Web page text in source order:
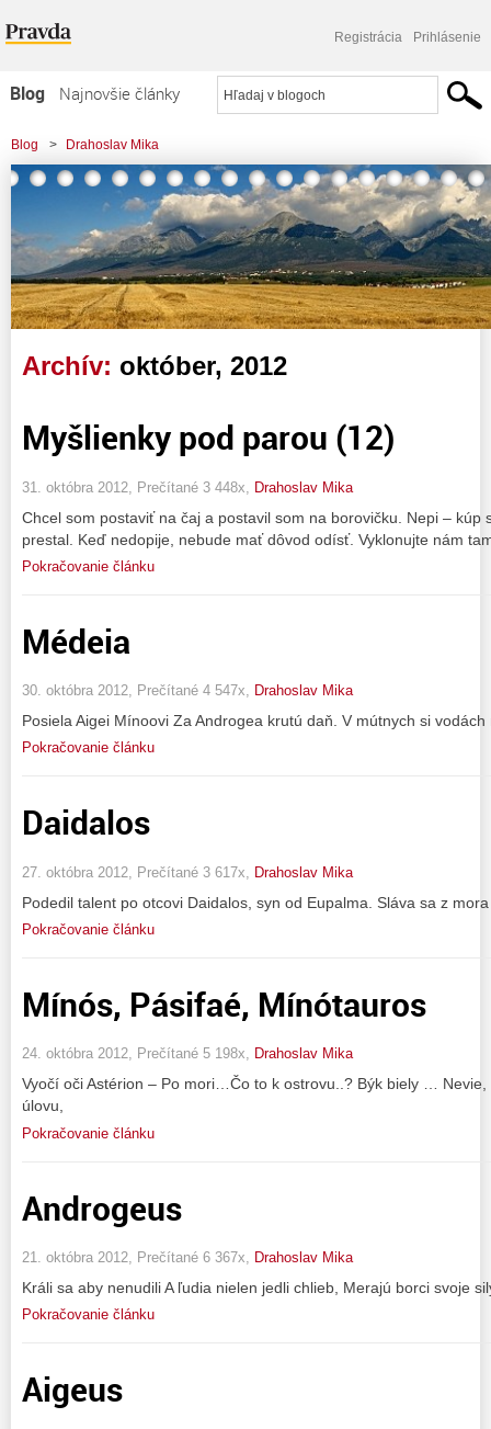
Registrácia Prihlásenie
Blog
Najnovšie články
Najčítanejšie články
Najkomentovanejšie články
Zoznam blogov
Komerčné blogy
Blog > Drahoslav Mika
Archív: október, 2012
Myšlienky pod parou (12)
31. októbra 2012, Prečítané 3 448x, Drahoslav Mika
Chcel som postaviť na čaj a postavil som na borovičku. Nepi – kúp
prestal. Keď nedopije, nebude mať dôvod odísť. Vyklonujte nám
Pokračovanie článku
Médeia
30. októbra 2012, Prečítané 4 547x, Drahoslav Mika
Posiela Aigei Mínoovi Za Androgea krutú daň. V mútnych si
Pokračovanie článku
Daidalos
27. októbra 2012, Prečítané 3 617x, Drahoslav Mika
Podedil talent po otcovi Daidalos, syn od Eupalma. Sláva sa z
Pokračovanie článku
Mínós, Pásifaé, Mínótauros
24. októbra 2012, Prečítané 5 198x, Drahoslav Mika
Vyočí oči Astérion – Po mori…Čo to k ostrovu..? Býk biely … Nevie,
úlovu,
Pokračovanie článku
Androgeus
21. októbra 2012, Prečítané 6 367x, Drahoslav Mika
Králi sa aby nenudili A ľudia nielen jedli chlieb, Merajú borci svoje
Pokračovanie článku
Aigeus